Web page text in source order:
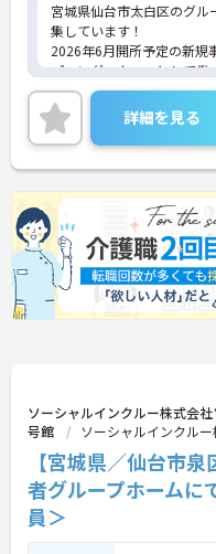
宮城県仙台市太白区のグ
集しています！
2026年6月開所予定の新規
プニングスタッフとして
者としてキャリアアップを
てみたい方にもおすすめで
実しており、仕事とプライ
環境です◎
ご興味のある方は、面接の
のでご連絡ください！
詳細を見る
ソーシャルインクルー株式会
号館
ソーシャルインクル
【宮城県／仙台市
者グループホームに
員＞